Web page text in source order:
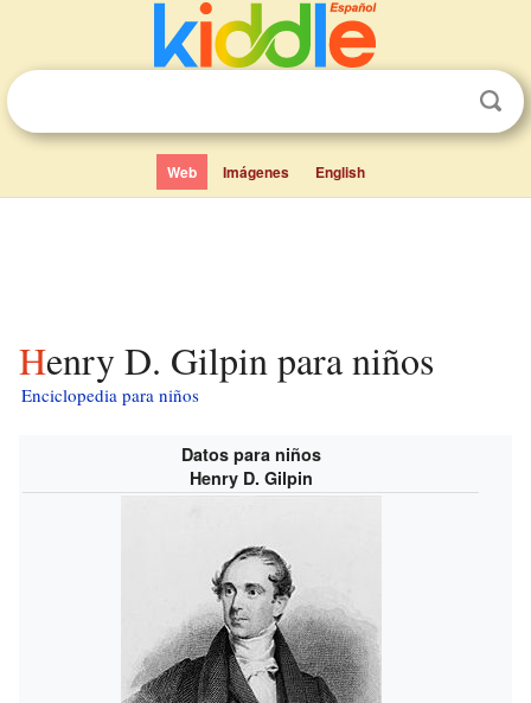
Web Imágenes English
Henry D. Gilpin para niños
Enciclopedia para niños
Datos para niños
Henry D. Gilpin